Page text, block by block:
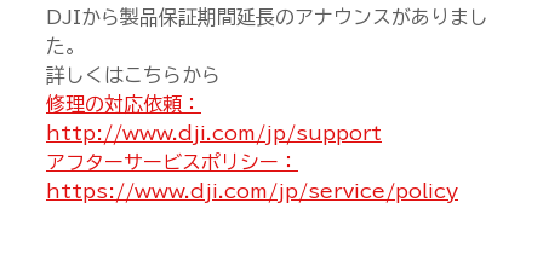
DJIから製品保証期間延長のアナウンスがありまし
た。
詳しくはこちらから
修理の対応依頼：
http://www.dji.com/jp/support
アフターサービスポリシー：
https://www.dji.com/jp/service/policy